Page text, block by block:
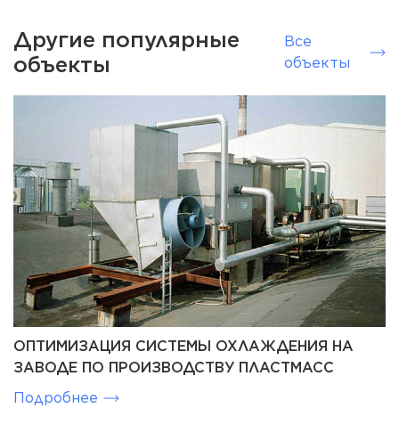
Другие популярные
объекты
Все
объекты
ОПТИМИЗАЦИЯ СИСТЕМЫ ОХЛАЖДЕНИЯ НА
ЗАВОДЕ ПО ПРОИЗВОДСТВУ ПЛАСТМАСС
Подробнее